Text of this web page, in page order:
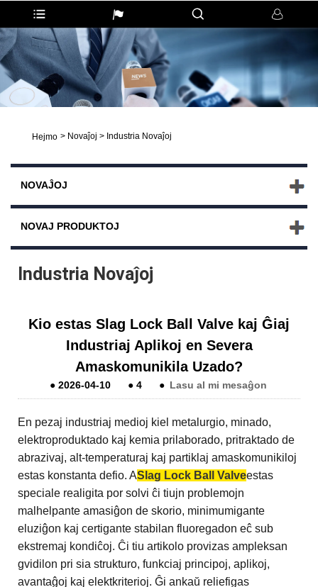
Hejmo > Novaĵoj > Industria Novaĵoj
NOVAĴOJ
NOVAJ PRODUKTOJ
Industria Novaĵoj
Kio estas Slag Lock Ball Valve kaj Ĝiaj
Industriaj Aplikoj en Severa
Amaskomunikila Uzado?
● 2026-04-10 ● 4 ● Lasu al mi mesaĝon
En pezaj industriaj medioj kiel metalurgio, minado,
elektroproduktado kaj kemia prilaborado, pritraktado de
abrazivaj, alt-temperaturaj kaj partiklaj amaskomunikiloj
estas konstanta defio. ASlag Lock Ball Valveestas
speciale realigita por solvi ĉi tiujn problemojn
malhelpante amasiĝon de skorio, minimumigante
eluziĝon kaj certigante stabilan fluoregadon eĉ sub
ekstremaj kondiĉoj. Ĉi tiu artikolo provizas ampleksan
gvidilon pri sia strukturo, funkciaj principoj, aplikoj,
avantaĝoj kaj elektkriterioj. Ĝi ankaŭ reliefigas